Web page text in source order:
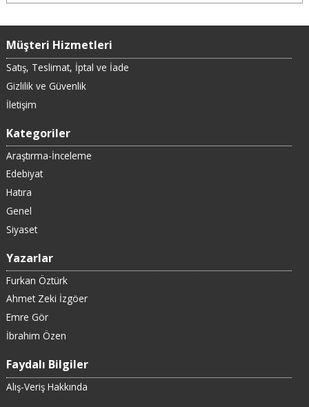
Müşteri Hizmetleri
Satış, Teslimat, İptal ve İade
Gizlilik ve Güvenlik
İletişim
Kategoriler
Araştırma-İnceleme
Edebiyat
Hatıra
Genel
Siyaset
Yazarlar
Furkan Öztürk
Ahmet Zeki İzgöer
Emre Gör
İbrahim Özen
Faydalı Bilgiler
Alış-Veriş Hakkında